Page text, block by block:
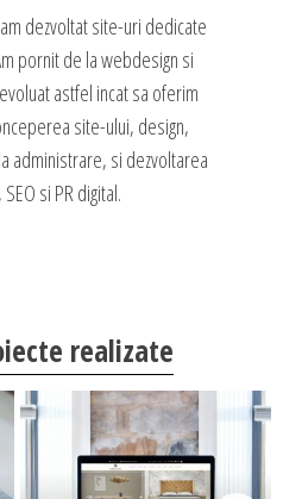
Nr. 3-5
310 72 37
dezvoltat site-uri dedicate
pornit de la webdesign si
astfel incat sa oferim
site-ului, design,
administrare, si dezvoltarea
si PR digital.
realizate